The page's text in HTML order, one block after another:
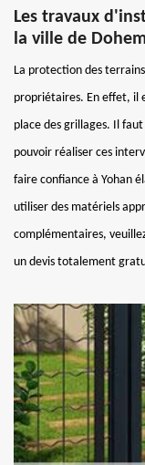
Les travaux
la ville de
La protection des
propriétaires. En effet, il
place des grillages. Il
pouvoir réaliser ces
faire confiance à Yohan
utiliser des matériels
complémentaires,
un devis totalement